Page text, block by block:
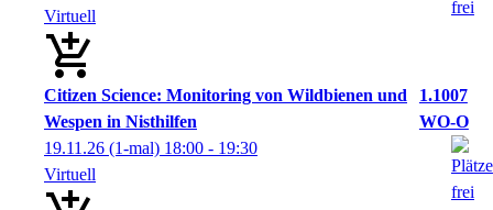
Virtuell
Citizen Science: Monitoring von Wildbienen und
Wespen in Nisthilfen
1.1007
WO-O
19.11.26 (1-mal) 18:00 - 19:30
Virtuell